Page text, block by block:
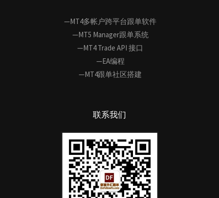
—MT4多帐户跨平台跟单软件
—MT5 Manager跟单系统
—MT4 Trade API 接口
—EA编程
—MT4跟单社区搭建
联系我们